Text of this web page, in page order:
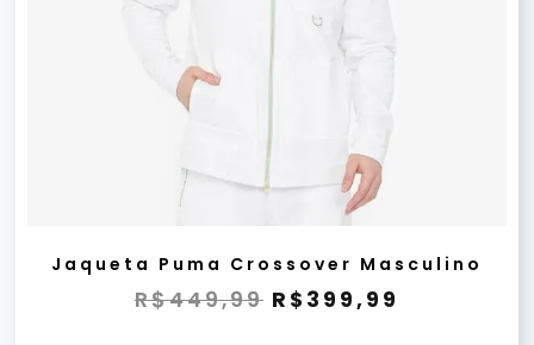
Jaqueta Puma Crossover Masculino
R$449,99 R$ 399,99